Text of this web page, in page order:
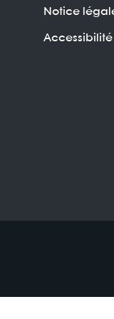
Notice
Accessibilité